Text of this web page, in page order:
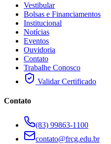
Vestibular
Bolsas e Financiamentos
Institucional
Notícias
Eventos
Ouvidoria
Contato
Trabalhe Conosco
Validar Certificado
Contato
(83) 99863-1100
contato@frcg.edu.br